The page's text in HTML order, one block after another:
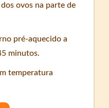
ovos na parte de
pré-aquecido a
minutos.
temperatura